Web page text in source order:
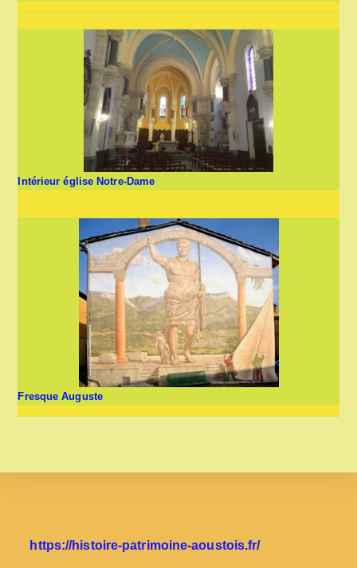
Intérieur église Notre-Dame
Fresque Auguste
https://histoire-patrimoine-aoustois.fr/